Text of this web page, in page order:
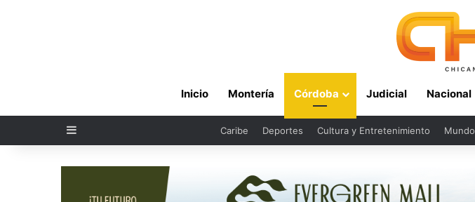
Inicio Montería Córdoba Judicial Nacional
Sidebar Caribe Deportes Cultura y Entretenimiento Mundo